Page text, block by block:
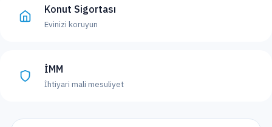
Konut Sigortası
Evinizi koruyun
İMM
İhtiyari mali mesuliyet